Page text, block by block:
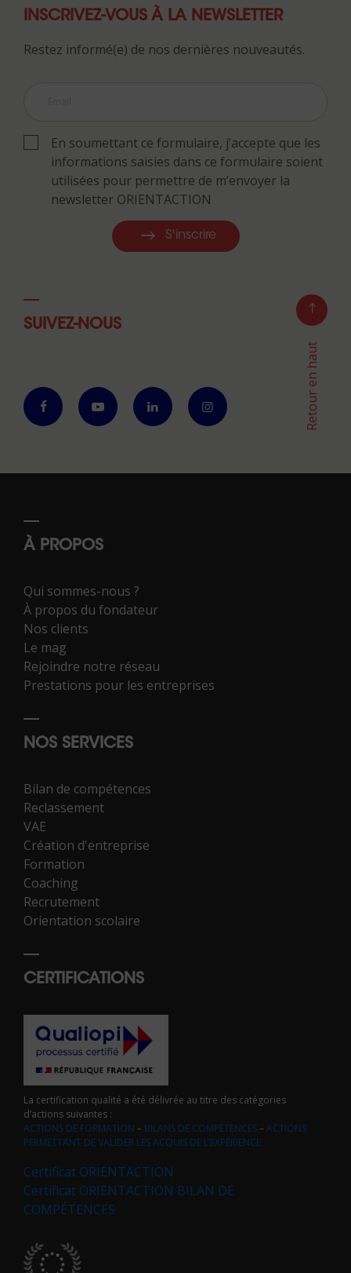
INSCRIVEZ-VOUS À LA NEWSLETTER
Restez informé(e) de nos dernières nouveautés.
En soumettant ce formulaire, j’accepte que les
informations saisies dans ce formulaire soient
utilisées pour permettre de m’envoyer la
newsletter ORIENTACTION
S'inscrire
SUIVEZ-NOUS
Retour en haut
À PROPOS
Qui sommes-nous ?
À propos du fondateur
Nos clients
Le mag
Rejoindre notre réseau
Prestations pour les entreprises
NOS SERVICES
Bilan de compétences
Reclassement
VAE
Création d'entreprise
Formation
Coaching
Recrutement
Orientation scolaire
CERTIFICATIONS
La certification qualité a été délivrée au titre des catégories
d’actions suivantes :
ACTIONS DE FORMATION – BILANS DE COMPÉTENCES–ACTIONS
PERMETTANT DE VALIDER LES ACQUIS DE L’EXPÉRIENCE
Certificat ORIENTACTION
Certificat ORIENTACTION BILAN DE
COMPÉTENCES